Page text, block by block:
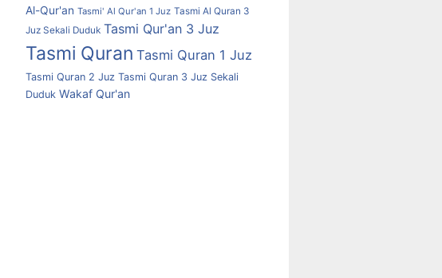
Al-Qur'an Tasmi' Al Qur'an 1 Juz Tasmi Al Quran 3
Juz Sekali Duduk Tasmi Qur'an 3 Juz
Tasmi Quran Tasmi Quran 1 Juz
Tasmi Quran 2 Juz Tasmi Quran 3 Juz Sekali
Duduk Wakaf Qur'an